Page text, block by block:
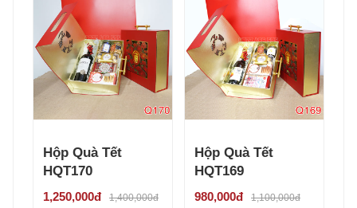
Hộp Quà Tết
HQT170
1,250,000đ 1,400,000đ
Hộp Quà Tết
HQT169
980,000đ 1,100,000đ